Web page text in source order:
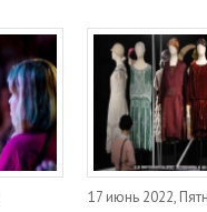
17 июнь 2022,